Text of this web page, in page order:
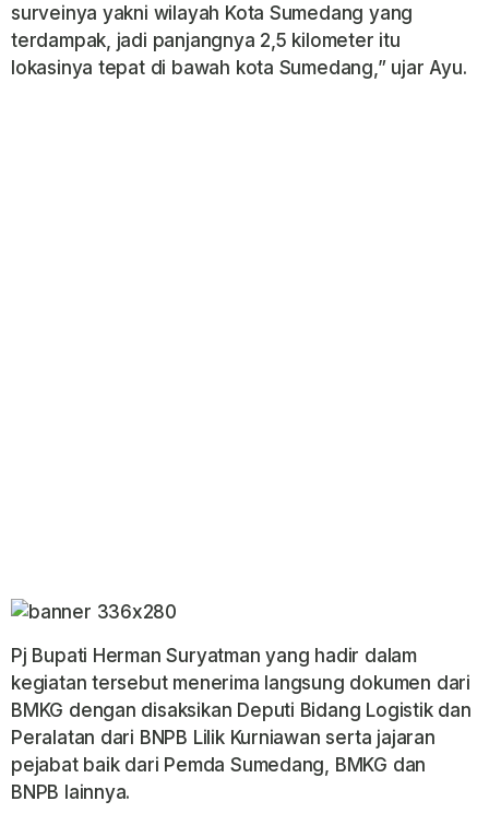
surveinya yakni wilayah Kota Sumedang yang
terdampak, jadi panjangnya 2,5 kilometer itu
lokasinya tepat di bawah kota Sumedang,” ujar Ayu.
Pj Bupati Herman Suryatman yang hadir dalam
kegiatan tersebut menerima langsung dokumen dari
BMKG dengan disaksikan Deputi Bidang Logistik dan
Peralatan dari BNPB Lilik Kurniawan serta jajaran
pejabat baik dari Pemda Sumedang, BMKG dan
BNPB lainnya.